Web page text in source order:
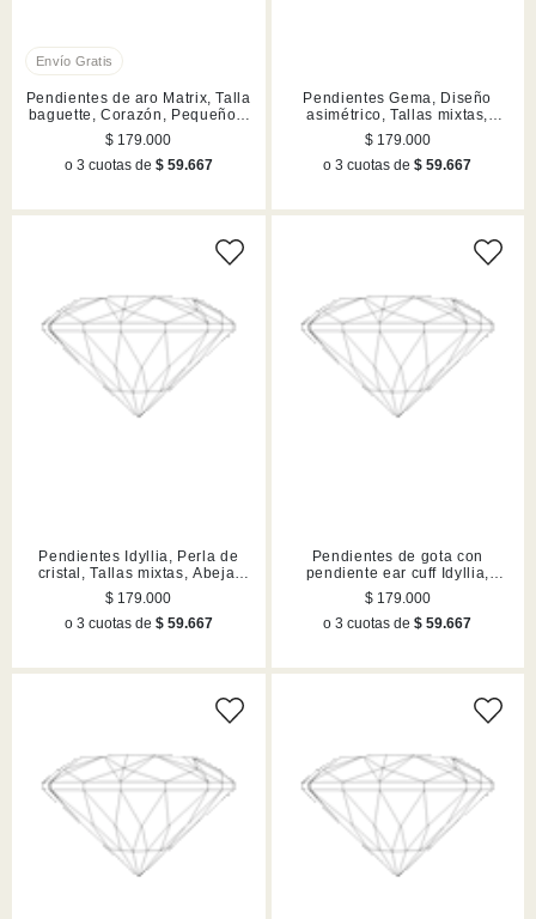
Pendientes de aro Matrix, Talla
baguette, Corazón, Pequeños,
Blancos, Acabado en rodio
$ 179.000
o 3 cuotas de $ 59.667
Pendientes Gema, Diseño
asimétrico, Tallas mixtas,
Lilases, Acabado en tono oro
$ 179.000
o 3 cuotas de$ 59.667
Pendientes Idyllia, Perla de
cristal, Tallas mixtas, Abeja,
Lilases, Acabado en tono oro
$ 179.000
o 3 cuotas de $ 59.667
Pendientes de gota con
pendiente ear cuff Idyllia,
Tallas mixtas, Corazón con
llave, Rosa, Acabado en tono
oro
$ 179.000
o 3 cuotas de$ 59.667